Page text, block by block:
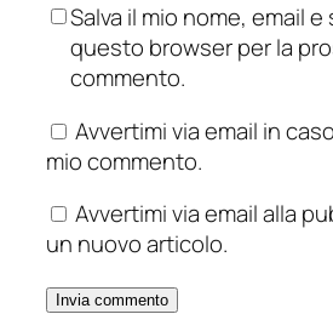
Salva il mio nome, email
questo browser per la
commento.
Avvertimi via email in
mio commento.
Avvertimi via email alla
un nuovo articolo.